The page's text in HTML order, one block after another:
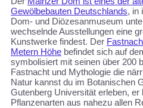
Gewölbebauten Deutschlands, in
Dom- und Diözesanmuseum
wechselnde Ausstellungen eine
Kunstwerke findest. Der
Metern Höhe befindet sich auf
symbolisiert mit seinen über 200
Fastnacht und Mythologie die
Natur kannst du im Botanischen
Gutenberg Universität erleben, er
Pflanzenarten aus nahezu allen